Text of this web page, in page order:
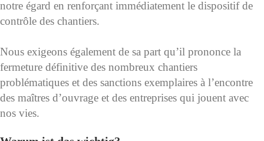
notre égard en renforçant immédiatement le dispositif de
contrôle des chantiers.
Nous exigeons également de sa part qu’il prononce la
fermeture définitive des nombreux chantiers
problématiques et des sanctions exemplaires à l’encontre
des maîtres d’ouvrage et des entreprises qui jouent avec
nos vies.